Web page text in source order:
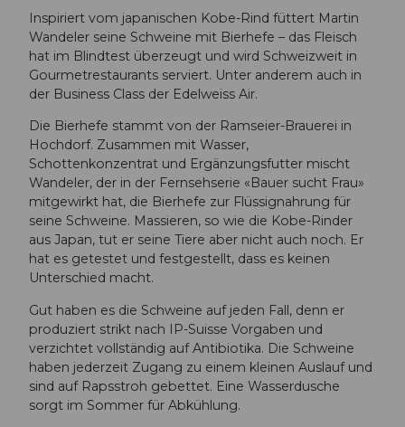
Inspiriert vom japanischen Kobe-Rind füttert Martin
Wandeler seine Schweine mit Bierhefe – das Fleisch
hat im Blindtest überzeugt und wird Schweizweit in
Gourmetrestaurants serviert. Unter anderem auch in
der Business Class der Edelweiss Air.
Die Bierhefe stammt von der Ramseier-Brauerei in
Hochdorf. Zusammen mit Wasser,
Schottenkonzentrat und Ergänzungsfutter mischt
Wandeler, der in der Fernsehserie «Bauer sucht Frau»
mitgewirkt hat, die Bierhefe zur Flüssignahrung für
seine Schweine. Massieren, so wie die Kobe-Rinder
aus Japan, tut er seine Tiere aber nicht auch noch. Er
hat es getestet und festgestellt, dass es keinen
Unterschied macht.
Gut haben es die Schweine auf jeden Fall, denn er
produziert strikt nach IP-Suisse Vorgaben und
verzichtet vollständig auf Antibiotika. Die Schweine
haben jederzeit Zugang zu einem kleinen Auslauf und
sind auf Rapsstroh gebettet. Eine Wasserdusche
sorgt im Sommer für Abkühlung.